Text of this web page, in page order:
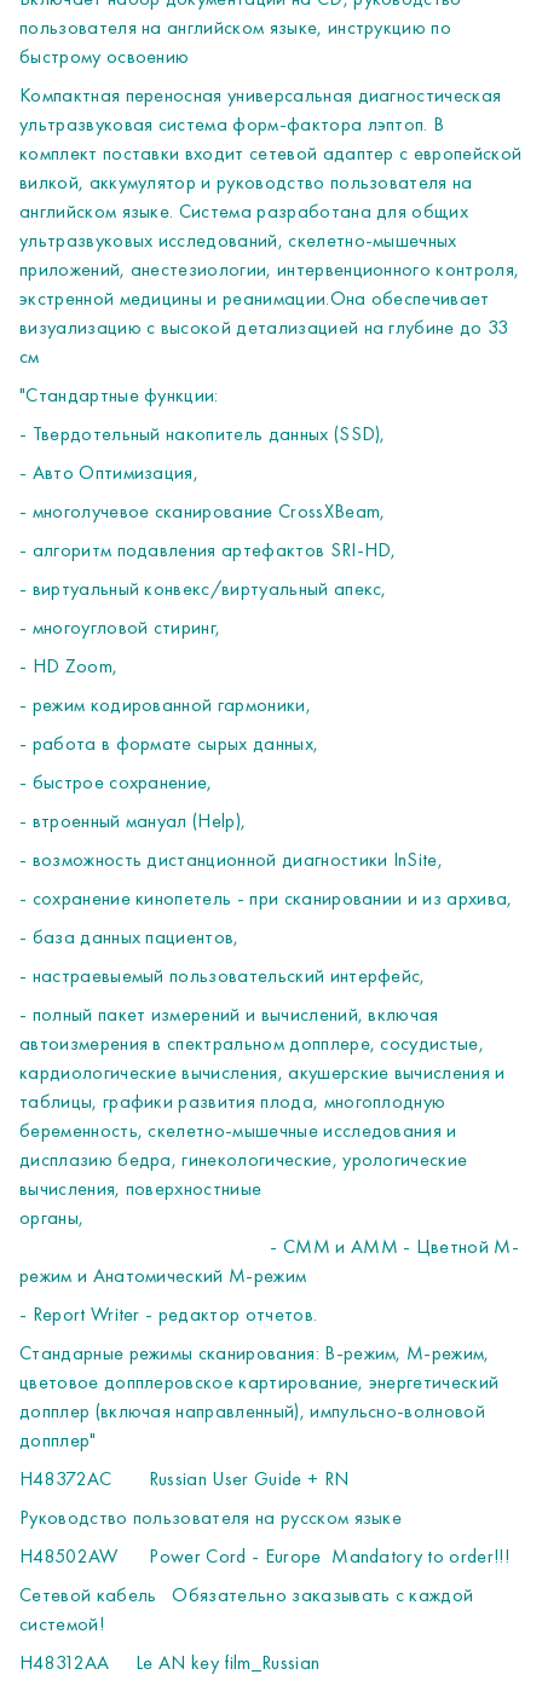
- режим кодированной гармоники,
- работа в формате сырых данных,
- быстрое сохранение,
- втроенный мануал (Help),
- возможность дистанционной диагностики InSite,
- сохранение кинопетель - при сканировании и из архива,
- база данных пациентов,
- настраевыемый пользовательский интерфейс,
- полный пакет измерений и вычислений, включая
автоизмерения в спектральном допплере, сосудистые,
кардиологические вычисления, акушерские вычисления и
дисплазию бедра, гинекологические, урологические
вычисления, поверхностниые
органы,
режим и Анатомический М-режим
цветовое допплеровское картирование, энергетический
допплер (включая направленный), импульсно-волновой
допплер"
H48372AC
Russian User Guide + RN
H48502AW
Power Cord - Europe Mandatory to order!!!
Сетевой кабель
Обязательно заказывать с каждой
системой!
Накладкa на клавиатуру, русск
AVAILABLE PROBES
H40462LA
C1-5-RS, Convex probe
Wide band, multifrequency
Clinical applications: Abdomen (including bladder), Obstetrics,
Конвексный датчик, широкополосный, мультичастотный с
диапазоном частот 2,0-5,0 МГц
Клиническое применение: Брюшная полость, урология,
скелетно-мышечные (включая бедро и позвоночник)
H40432LE
Multi angle Biopsy kit for C1-5-RS Convex
probe
Многоугловой биопсийный набор для конвексного
датчика C1-5-RS
H40442LL
9L-RS, Linear probe
Wide band,multifrequency 3,0 to 9,0 MHz
Clinical applications: Peripheral Vascular, Vascular Access,
Musculoskeletal
Линейный датчик, широкополосный, мультичастотный с
диапазоном частот 3,0-9,0 МГц
Клиническое применение: Периферические сосуды,
H4906BK
Biopsy starter kit, multi angle for 9L-RS Linear
Probe
Начальный многоугловой биопсийный набор для
линейного датчика 9L-RS
H40402LY
Clinical applications: Peripheral Vascular, Small parts,
Musculoskeletal, Nerve Blocks, Thoracic/Pleural, Ophtalmic
and Needle Guidance
Линейный датчик, широкополосный, мультичастотный с
пользователя на английском языке, инструкцию по
быстрому освоению
Компактная переносная универсальная диагностическая
ультразвуковая система форм-фактора лэптоп. В
комплект поставки входит сетевой адаптер с европейской
вилкой, аккумулятор и руководство пользователя на
английском языке. Система разработана для общих
ультразвуковых исследований, скелетно-мышечных
приложений, анестезиологии, интервенционного контроля,
экстренной медицины и реанимации.Она обеспечивает
визуализацию с высокой детализацией на глубине до 33
см
"Стандартные функции:
- Твердотельный накопитель данных (SSD),
- Авто Оптимизация,
- многолучевое сканирование CrossXBeam,
- алгоритм подавления артефактов SRI-HD,
- виртуальный конвекс/виртуальный апекс,
- многоугловой стиринг,
- HD Zoom,
- режим кодированной гармоники,
- работа в формате сырых данных,
- быстрое сохранение,
- втроенный мануал (Help),
- возможность дистанционной диагностики InSite,
- сохранение кинопетель - при сканировании и из архива,
- база данных пациентов,
- настраевыемый пользовательский интерфейс,
- полный пакет измерений и вычислений, включая
автоизмерения в спектральном допплере, сосудистые,
кардиологические вычисления, акушерские вычисления и
таблицы, графики развития плода, многоплодную
беременность, скелетно-мышечные исследования и
дисплазию бедра, гинекологические, урологические
вычисления, поверхностниые
органы,
- CMM и AMM - Цветной М-
режим и Анатомический М-режим
- Report Writer - редактор отчетов.
Стандарные режимы сканирования: В-режим, М-режим,
цветовое допплеровское картирование, энергетический
допплер (включая направленный), импульсно-волновой
допплер"
H48372AC
Russian User Guide + RN
Руководство пользователя на русском языке
H48502AW
Power Cord - Europe Mandatory to order!!!
Сетевой кабель
Обязательно заказывать с каждой
системой!
H48312AA
Le AN key film_Russian